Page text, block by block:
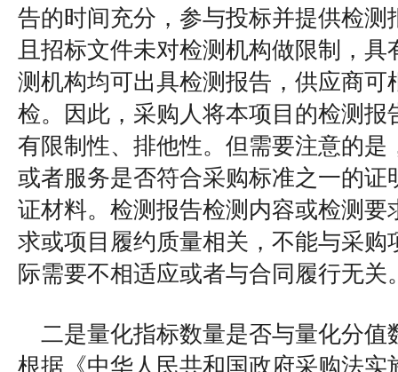
告的时间充分，参与投标并提供检测
且招标文件未对检测机构做限制，具
测机构均可出具检测报告，供应商可
检。因此，采购人将本项目的检测报
有限制性、排他性。但需要注意的是
或者服务是否符合采购标准之一的证
证材料。检测报告检测内容或检测要
求或项目履约质量相关，不能与采购
际需要不相适应或者与合同履行无关
二是量化指标数量是否与量化分值
根据《中华人民共和国政府采购法实